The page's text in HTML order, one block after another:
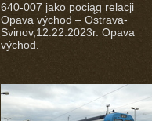
640-007 jako pociąg relacji
Opava východ – Ostrava-
Svinov,12.22.2023r. Opava
východ.